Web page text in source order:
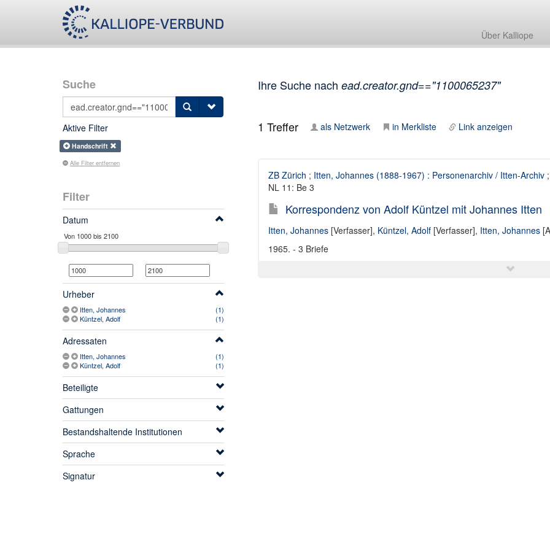
Über Kalliope
Suche
Aktive Filter
Handschrift
Alle Filter entfernen
Filter
Datum
Urheber
Itten, Johannes
(1)
Küntzel, Adolf
(1)
Adressaten
Itten, Johannes
(1)
Küntzel, Adolf
(1)
Beteiligte
Gattungen
Bestandshaltende Institutionen
Sprache
Signatur
Ihre Suche nach ead.creator.gnd=="1100065237"
1 Treffer als Netzwerk in Merkliste Link anzeigen
ZB Zürich ; Itten, Johannes (1888-1967) : Personenarchiv / Itten-Archiv
NL 11: Be 3
Korrespondenz von Adolf Küntzel mit Johannes Itten
Itten, Johannes[Verfasser], Küntzel, Adolf[Verfasser], Itten, Johannes
1965. - 3 Briefe